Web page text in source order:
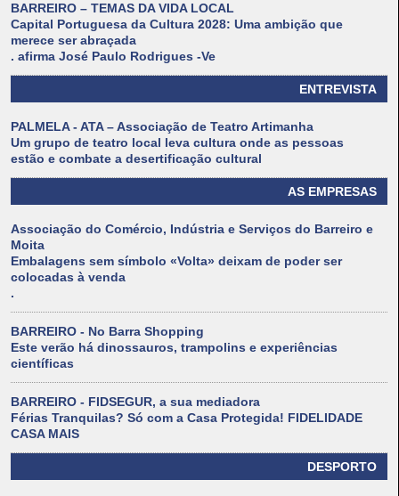
BARREIRO – TEMAS DA VIDA LOCAL
Capital Portuguesa da Cultura 2028: Uma ambição que
merece ser abraçada
. afirma José Paulo Rodrigues -Ve
ENTREVISTA
PALMELA - ATA – Associação de Teatro Artimanha
Um grupo de teatro local leva cultura onde as pessoas
estão e combate a desertificação cultural
AS EMPRESAS
Associação do Comércio, Indústria e Serviços do Barreiro e
Moita
Embalagens sem símbolo «Volta» deixam de poder ser
colocadas à venda
.
BARREIRO - No Barra Shopping
Este verão há dinossauros, trampolins e experiências
científicas
BARREIRO - FIDSEGUR, a sua mediadora
Férias Tranquilas? Só com a Casa Protegida! FIDELIDADE
CASA MAIS
DESPORTO